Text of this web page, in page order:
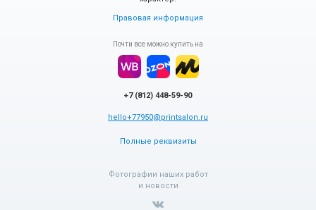
Правовая информация
Почти все можно купить на
+7 (812) 448-59-90
hello+77950@printsalon.ru
Полные реквизиты
Фотографии наших работ
и новости